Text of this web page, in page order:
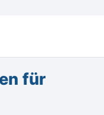
für